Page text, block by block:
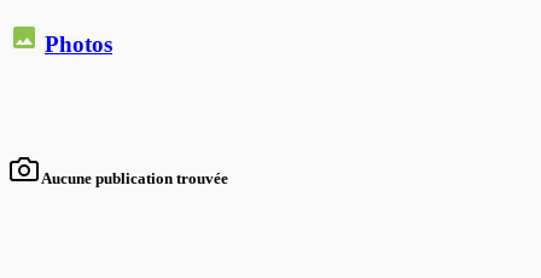
Photos
Aucune publication trouvée